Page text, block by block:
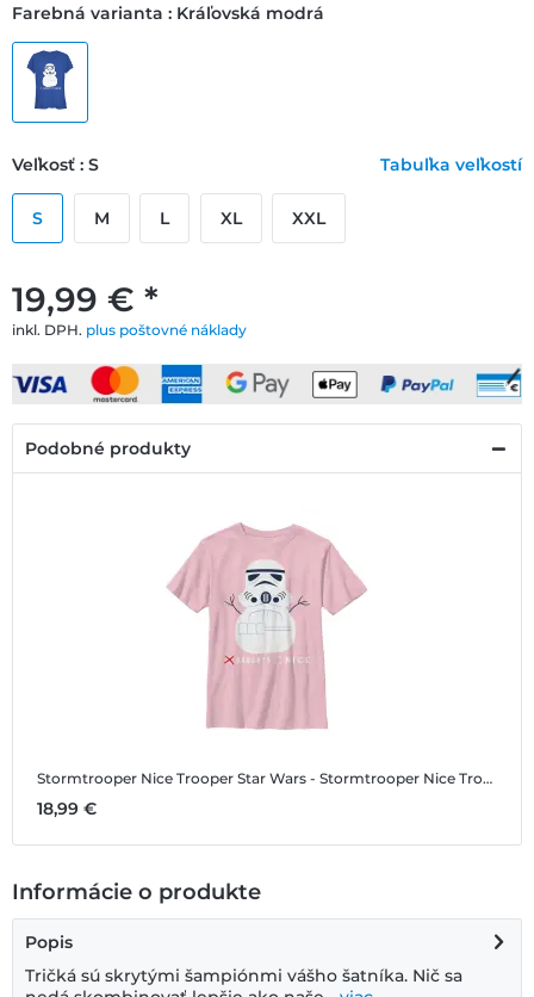
19,99 € *
inkl. DPH. plus poštovné náklady
Farebná varianta : Kráľovská modrá
Veľkosť : S Tabuľka veľkostí
S M L XL XXL
Podobné produkty
Stormtrooper Nice Trooper Star Wars - Stormtrooper Nice Trooper - Vianoce - Detské Tričko
18,99 €
Informácie o produkte
Popis
Tričká sú skrytými šampiónmi vášho šatníka. Nič sa